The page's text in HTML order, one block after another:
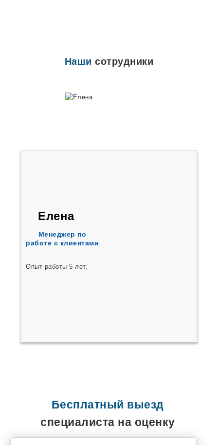
Наши сотрудники
Елена
Менеджер по
работе с клиентами
Опыт работы 5 лет.
Бесплатный выезд
специалиста на оценку